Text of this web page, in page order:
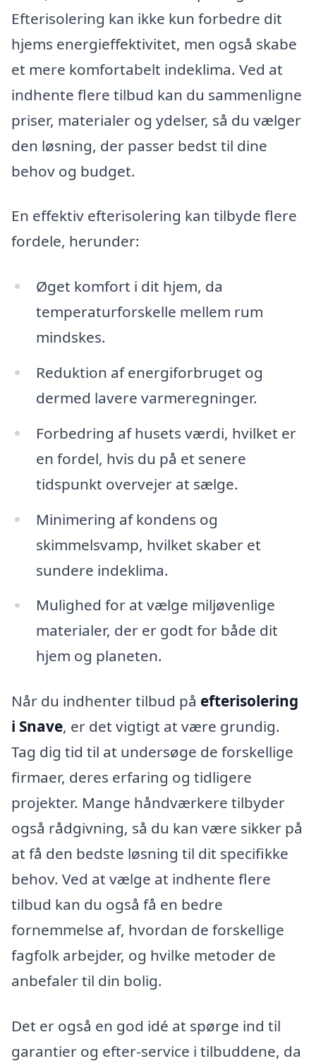
Efterisolering kan ikke kun forbedre dit
hjems energieffektivitet, men også skabe
et mere komfortabelt indeklima. Ved at
indhente flere tilbud kan du sammenligne
priser, materialer og ydelser, så du vælger
den løsning, der passer bedst til dine
behov og budget.
En effektiv efterisolering kan tilbyde flere
fordele, herunder:
Øget komfort i dit hjem, da
temperaturforskelle mellem rum
mindskes.
Reduktion af energiforbruget og
dermed lavere varmeregninger.
Forbedring af husets værdi, hvilket er
en fordel, hvis du på et senere
tidspunkt overvejer at sælge.
Minimering af kondens og
skimmelsvamp, hvilket skaber et
sundere indeklima.
Mulighed for at vælge miljøvenlige
materialer, der er godt for både dit
hjem og planeten.
Når du indhenter tilbud på efterisolering
i Snave, er det vigtigt at være grundig.
Tag dig tid til at undersøge de forskellige
firmaer, deres erfaring og tidligere
projekter. Mange håndværkere tilbyder
også rådgivning, så du kan være sikker på
at få den bedste løsning til dit specifikke
behov. Ved at vælge at indhente flere
tilbud kan du også få en bedre
fornemmelse af, hvordan de forskellige
fagfolk arbejder, og hvilke metoder de
anbefaler til din bolig.
Det er også en god idé at spørge ind til
garantier og efter-service i tilbuddene, da